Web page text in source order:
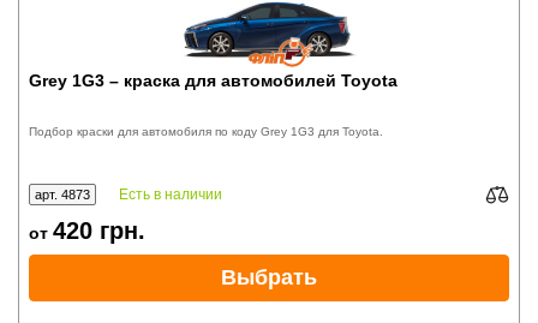
Grey 1G3 – краска для автомобилей Toyota
Подбор краски для автомобиля по коду Grey 1G3 для Toyota.
арт. 4873 Есть в наличии
от 420 грн.
Выбрать